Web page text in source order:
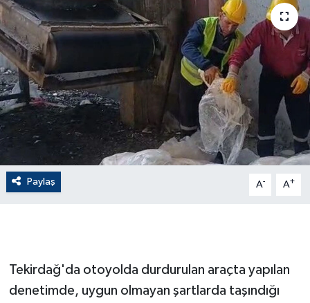
Paylaş A- A+
Tekirdağ'da otoyolda durdurulan araçta yapılan
denetimde, uygun olmayan şartlarda taşındığı
Dış Haberler
Dünya
EĞİTİM
EKONOMİ
English News
Finans
GENEL